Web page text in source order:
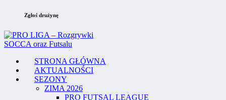
Zgłoś drużynę
STRONA GŁÓWNA
AKTUALNOŚCI
SEZONY
ZIMA 2026
PRO FUTSAL LEAGUE